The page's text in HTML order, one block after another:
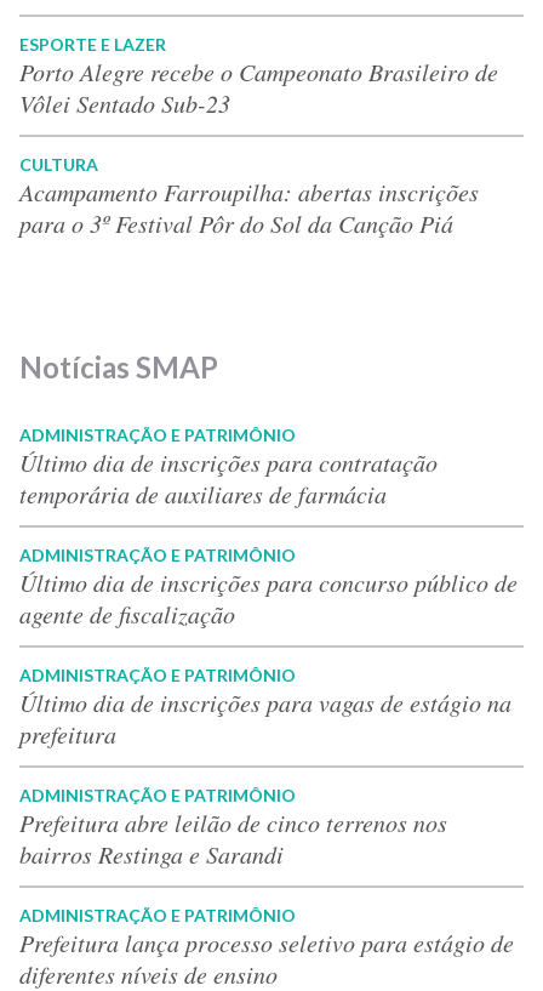
ESPORTE E LAZER
Porto Alegre recebe o Campeonato Brasileiro de
Vôlei Sentado Sub-23
CULTURA
Acampamento Farroupilha: abertas inscrições
para o 3º Festival Pôr do Sol da Canção Piá
Notícias SMAP
ADMINISTRAÇÃO E PATRIMÔNIO
Último dia de inscrições para contratação
temporária de auxiliares de farmácia
ADMINISTRAÇÃO E PATRIMÔNIO
Último dia de inscrições para concurso público de
agente de fiscalização
ADMINISTRAÇÃO E PATRIMÔNIO
Último dia de inscrições para vagas de estágio na
prefeitura
ADMINISTRAÇÃO E PATRIMÔNIO
Prefeitura abre leilão de cinco terrenos nos
bairros Restinga e Sarandi
ADMINISTRAÇÃO E PATRIMÔNIO
Prefeitura lança processo seletivo para estágio de
diferentes níveis de ensino